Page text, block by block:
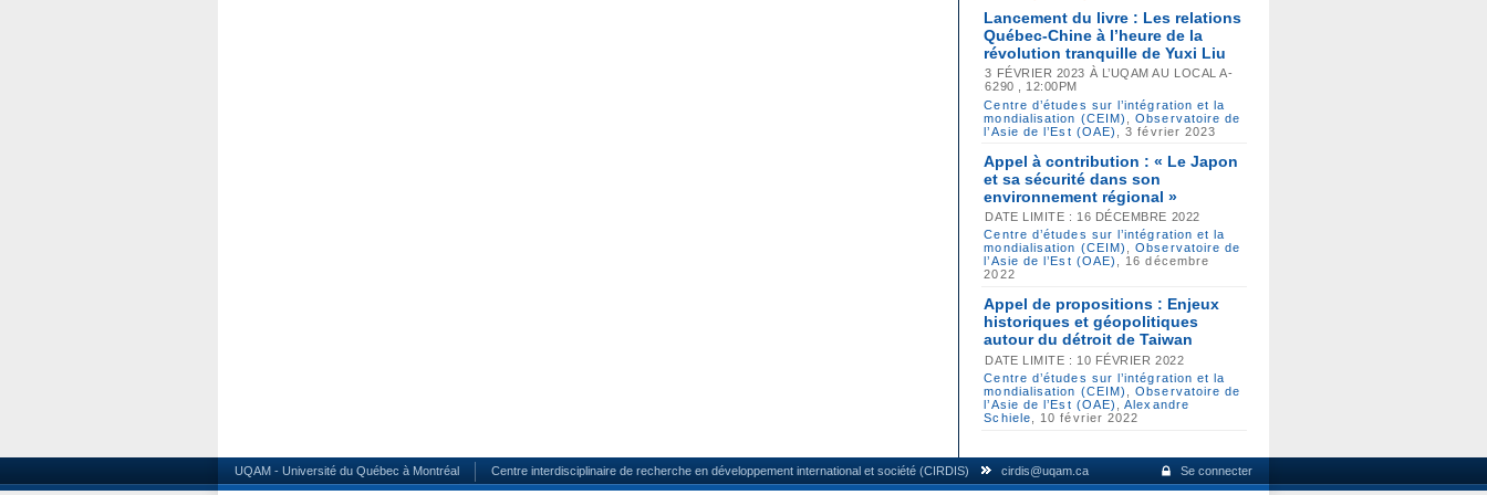
Lancement du livre : Les relations
Québec-Chine à l’heure de la
révolution tranquille de Yuxi Liu
3 FÉVRIER 2023 À L’UQAM AU LOCAL A-
6290 , 12:00PM
Centre d’études sur l’intégration et la
mondialisation (CEIM)
,Observatoire de
l’Asie de l’Est (OAE)
, 3 février 2023
Appel à contribution : « Le Japon
et sa sécurité dans son
environnement régional »
DATE LIMITE : 16 DÉCEMBRE 2022
Centre d’études sur l’intégration et la
mondialisation (CEIM)
,Observatoire de
l’Asie de l’Est (OAE)
, 16 décembre
2022
Appel de propositions : Enjeux
historiques et géopolitiques
autour du détroit de Taiwan
DATE LIMITE : 10 FÉVRIER 2022
Centre d’études sur l’intégration et la
mondialisation (CEIM)
,Observatoire de
l’Asie de l’Est (OAE)
,Alexandre
Schiele , 10 février 2022
UQAM - Université du Québec à Montréal Centre interdisciplinaire de recherche en développement international et société (CIRDIS) cirdis@uqam.ca Se connecter